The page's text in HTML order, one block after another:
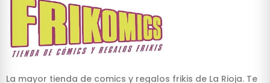
La mayor tienda de comics y regalos frikis de La Rioja. Te